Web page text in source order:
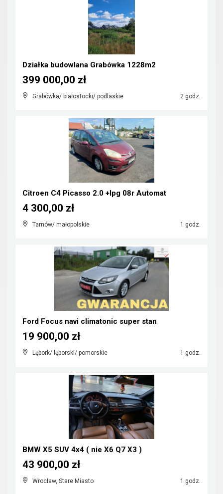
Działka budowlana Grabówka 1228m2
Grabówka/ białostocki/ podlaskie 2 godz.
399 000,00 zł
Citroen C4 Picasso 2.0 +lpg 08r Automat
Tarnów/ małopolskie 1 godz.
4 300,00 zł
Ford Focus navi climatonic super stan
Lębork/ lęborski/ pomorskie 1 godz.
19 900,00 zł
BMW X5 SUV 4x4 ( nie X6 Q7 X3 )
Wrocław, Stare Miasto 1 godz.
43 900,00 zł